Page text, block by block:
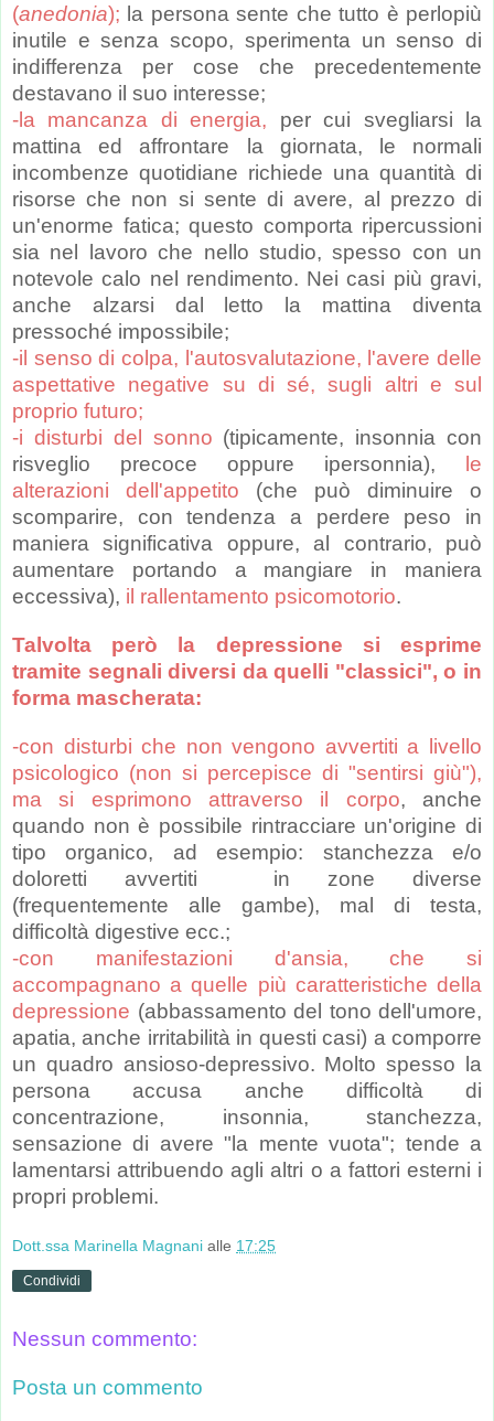
(anedonia); la persona sente che tutto è perlopiù
inutile e senza scopo, sperimenta un senso di
indifferenza per cose che precedentemente
destavano il suo interesse;
-la mancanza di energia, per cui svegliarsi la
mattina ed affrontare la giornata, le normali
incombenze quotidiane richiede una quantità di
risorse che non si sente di avere, al prezzo di
un'enorme fatica; questo comporta ripercussioni
sia nel lavoro che nello studio, spesso con un
notevole calo nel rendimento. Nei casi più gravi,
anche alzarsi dal letto la mattina diventa
pressoché impossibile;
-il senso di colpa, l'autosvalutazione, l'avere delle
aspettative negative su di sé, sugli altri e sul
proprio futuro;
-i disturbi del sonno (tipicamente, insonnia con
risveglio precoce oppure ipersonnia), le
alterazioni dell'appetito (che può diminuire o
scomparire, con tendenza a perdere peso in
maniera significativa oppure, al contrario, può
aumentare portando a mangiare in maniera
eccessiva), il rallentamento psicomotorio.
Talvolta però la depressione si esprime
tramite segnali diversi da quelli "classici", o in
forma mascherata:
-con disturbi che non vengono avvertiti a livello
psicologico (non si percepisce di "sentirsi giù"),
ma si esprimono attraverso il corpo, anche
quando non è possibile rintracciare un'origine di
tipo organico, ad esempio: stanchezza e/o
doloretti avvertiti in zone diverse
(frequentemente alle gambe), mal di testa,
difficoltà digestive ecc.;
-con manifestazioni d'ansia, che si
accompagnano a quelle più caratteristiche della
depressione (abbassamento del tono dell'umore,
apatia, anche irritabilità in questi casi) a comporre
un quadro ansioso-depressivo. Molto spesso la
persona accusa anche difficoltà di
concentrazione, insonnia, stanchezza,
sensazione di avere "la mente vuota"; tende a
lamentarsi attribuendo agli altri o a fattori esterni i
propri problemi.
Dott.ssa Marinella Magnani alle 17:25
Condividi
Nessun commento:
Posta un commento